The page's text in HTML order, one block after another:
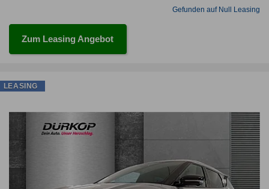
Gefunden auf Null Leasing
Zum Leasing Angebot
LEASING